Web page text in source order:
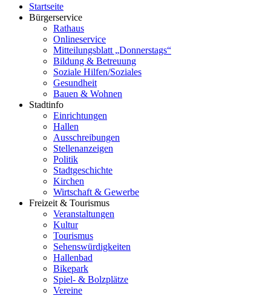
Startseite
Bürgerservice
Rathaus
Onlineservice
Mitteilungsblatt „Donnerstags“
Bildung & Betreuung
Soziale Hilfen/Soziales
Gesundheit
Bauen & Wohnen
Stadtinfo
Einrichtungen
Hallen
Ausschreibungen
Stellenanzeigen
Politik
Stadtgeschichte
Kirchen
Wirtschaft & Gewerbe
Freizeit & Tourismus
Veranstaltungen
Kultur
Tourismus
Sehenswürdigkeiten
Hallenbad
Bikepark
Spiel- & Bolzplätze
Vereine